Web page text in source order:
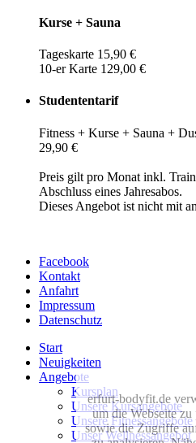
Kurse + Sauna
Tageskarte 15,90 €
10-er Karte 129,00 €
Studententarif
Fitness + Kurse + Sauna +
29,90 €
Preis gilt pro Monat inkl.
Abschluss eines Jahresabos.
Dieses Angebot ist nicht mit
Facebook
Kontakt
Anfahrt
Impressum
Datenschutz
Start
Neuigkeiten
Angebote
Kursplan
Unsere Kursangebote
Unsere Fitnessangebote
Unser Wellnessangebot
erfurt-bodyfit.de
um die Webseite zu
sowie die Zugriffe